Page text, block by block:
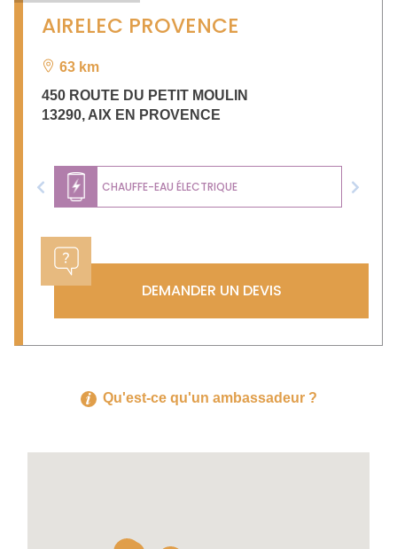
AIRELEC PROVENCE
63 km
450 ROUTE DU PETIT MOULIN
13290, AIX EN PROVENCE
CHAUFFE-EAU ÉLECTRIQUE
Previous Next
DEMANDER UN DEVIS
Qu'est-ce qu'un ambassadeur ?